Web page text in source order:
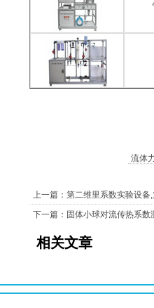
流体
上一篇：第二维里系数实验设
下一篇：固体小球对流传热系
相关文章